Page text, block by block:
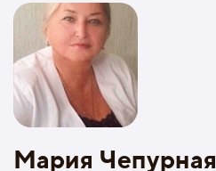
Мария Чепурная